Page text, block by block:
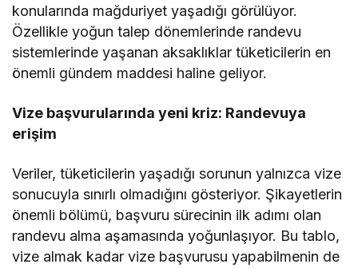
konularında mağduriyet yaşadığı görülüyor.
Özellikle yoğun talep dönemlerinde randevu
sistemlerinde yaşanan aksaklıklar tüketicilerin en
önemli gündem maddesi haline geliyor.
Vize başvurularında yeni kriz: Randevuya
erişim
Veriler, tüketicilerin yaşadığı sorunun yalnızca vize
sonucuyla sınırlı olmadığını gösteriyor. Şikayetlerin
önemli bölümü, başvuru sürecinin ilk adımı olan
randevu alma aşamasında yoğunlaşıyor. Bu tablo,
vize almak kadar vize başvurusu yapabilmenin de